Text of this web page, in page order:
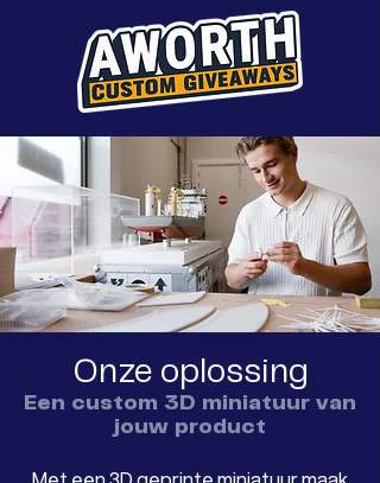
Onze oplossing
Een custom 3D miniatuur van
jouw product